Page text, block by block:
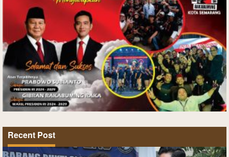
Recent Post